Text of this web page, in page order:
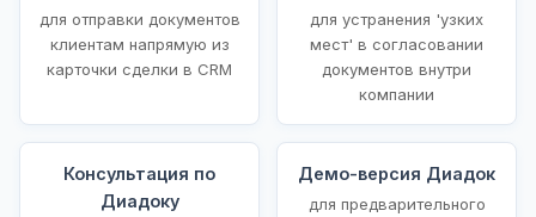
для отправки документов
клиентам напрямую из
карточки сделки в CRM
для устранения 'узких
мест' в согласовании
документов внутри
компании
Консультация по
Диадоку
Демо-версия Диадок
для предварительного